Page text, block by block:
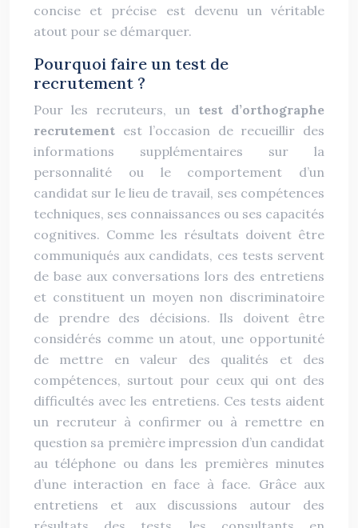
concise et précise est devenu un véritable
atout pour se démarquer.
Pourquoi faire un test de
recrutement ?
Pour les recruteurs, un test d’orthographe
recrutement est l’occasion de recueillir des
informations supplémentaires sur la
personnalité ou le comportement d’un
candidat sur le lieu de travail, ses compétences
techniques, ses connaissances ou ses capacités
cognitives. Comme les résultats doivent être
communiqués aux candidats, ces tests servent
de base aux conversations lors des entretiens
et constituent un moyen non discriminatoire
de prendre des décisions. Ils doivent être
considérés comme un atout, une opportunité
de mettre en valeur des qualités et des
compétences, surtout pour ceux qui ont des
difficultés avec les entretiens. Ces tests aident
un recruteur à confirmer ou à remettre en
question sa première impression d’un candidat
au téléphone ou dans les premières minutes
d’une interaction en face à face. Grâce aux
entretiens et aux discussions autour des